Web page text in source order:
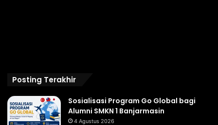
Posting Terakhir
Sosialisasi Program Go Global bagi
Alumni SMKN 1 Banjarmasin
4 Agustus 2026